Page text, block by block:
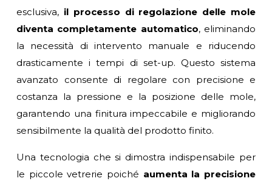
esclusiva, il processo di regolazione delle mole
diventa completamente automatico, eliminando
la necessità di intervento manuale e riducendo
drasticamente i tempi di set-up. Questo sistema
avanzato consente di regolare con precisione e
costanza la pressione e la posizione delle mole,
garantendo una finitura impeccabile e migliorando
sensibilmente la qualità del prodotto finito.
Una tecnologia che si dimostra indispensabile per
le piccole vetrerie poiché aumenta la precisione